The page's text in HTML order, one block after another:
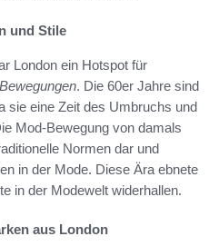
und Stile
London ein Hotspot für
. Die 60er Jahre sind
sie eine Zeit des Umbruchs und
Mod-Bewegung von damals
Normen dar und
in der Mode. Diese Ära ebnete
in der Modewelt widerhallen.
aus London